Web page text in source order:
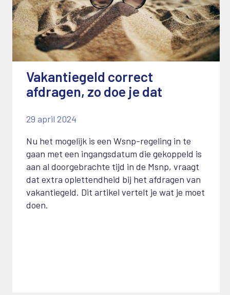
Vakantiegeld correct
afdragen, zo doe je dat
29 april 2024
Nu het mogelijk is een Wsnp-regeling in te
gaan met een ingangsdatum die gekoppeld is
aan al doorgebrachte tijd in de Msnp, vraagt
dat extra oplettendheid bij het afdragen van
vakantiegeld. Dit artikel vertelt je wat je moet
doen.